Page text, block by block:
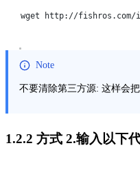
wget http://
Note
不要清除第三方源: 这样会
1.2.2 方式 2.输入以下